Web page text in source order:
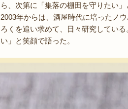
ら、次第に「集落の棚田を守りたい
2003年からは、酒屋時代に培ったノ
ろくを追い求めて、日々研究してい
い」と笑顔で語った。